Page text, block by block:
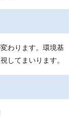
わります。環境基
してまいります。